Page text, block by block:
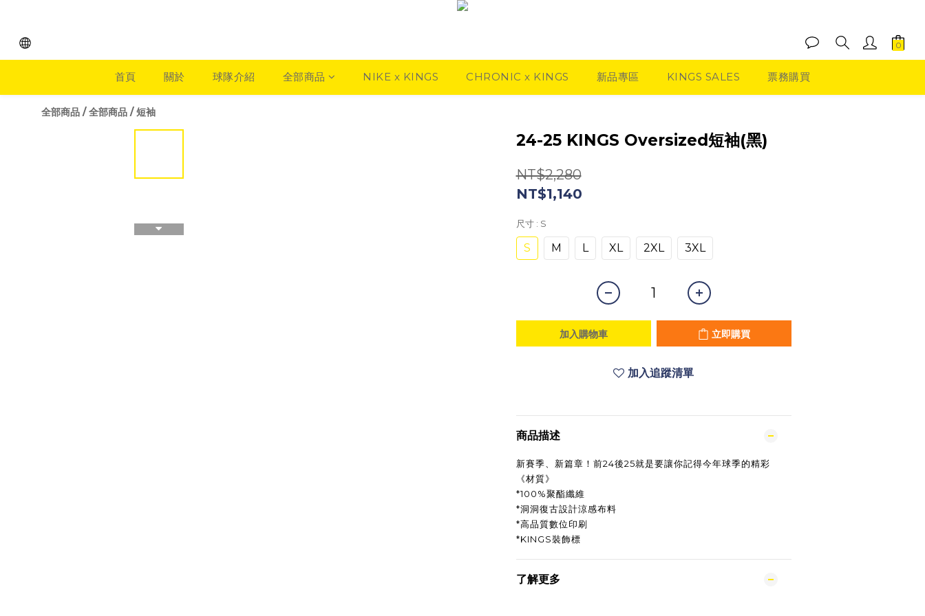
首頁 關於 球隊介紹 全部商品 NIKE x KINGS CHRONIC x KINGS 新品專區 KINGS SALES 票務購買
全部商品 /全部商品 /短袖
24-25 KINGS Oversized短袖(黑)
NT$2,280
NT$1,140
尺寸 : S
S M L XL 2XL 3XL
加入購物車 立即購買
加入追蹤清單
商品描述
新賽季、新篇章！前24後25就是要讓你記得今年球季的精彩
《材質》
*100%聚酯纖維
*洞洞復古設計涼感布料
*高品質數位印刷
*KINGS裝飾標
了解更多